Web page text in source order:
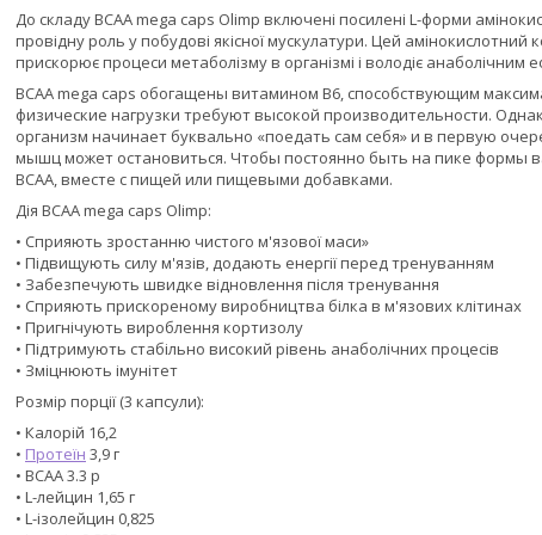
До складу BCAA mega caps Olimp включені посилені L-форми
провідну роль у побудові якісної мускулатури. Цей
прискорює процеси метаболізму в організмі і володіє
BCAA mega caps обогащены витамином B6, способствующим
физические нагрузки требуют высокой производительности.
организм начинает буквально «поедать сам себя» и в первую
мышц может остановиться. Чтобы постоянно быть на пике формы
BCAA, вместе с пищей или пищевыми добавками.
Дія BCAA mega caps Olimp:
• Сприяють зростанню чистого м'язової маси»
• Підвищують силу м'язів, додають енергії перед тренуванням
• Забезпечують швидке відновлення після тренування
• Сприяють прискореному виробництва білка в м'язових клітинах
• Пригнічують вироблення кортизолу
• Підтримують стабільно високий рівень анаболічних процесів
• Зміцнюють імунітет
Розмір порції (3 капсули):
• Калорій 16,2
• Протеїн 3,9 г
• BCAA 3.3 р
• L-лейцин 1,65 г
• L-ізолейцин 0,825